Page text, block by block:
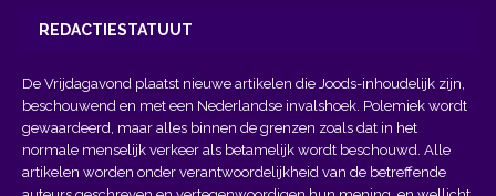
REDACTIESTATUUT
De Vrijdagavond plaatst nieuwe artikelen die Joods-inhoudelijk zijn,
beschouwend en met een Nederlandse invalshoek. Polemiek wordt
gewaardeerd, maar alles binnen de grenzen zoals dat in het
normale menselijk verkeer als betamelijk wordt beschouwd. Alle
artikelen worden onder verantwoordelijkheid van de betreffende